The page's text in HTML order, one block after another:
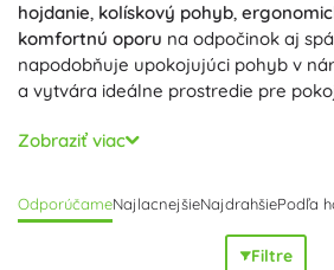
hojdanie, kolískový pohyb,
komfortnú oporu na odpočinok aj
napodobňuje upokojujúci pohyb v
a vytvára ideálne prostredie pre
Vyberte si manuálne hojdátko alebo
vibráciami a melódiami – obe varianty
ako plynule nastaviteľné polohy,
chrbta, novorodenecká vložka,
protišmykové nožičky prinášajú
Zobraziť viac
OdporúčameNajlacnejšieNajdrahšiePodľa
Filtre